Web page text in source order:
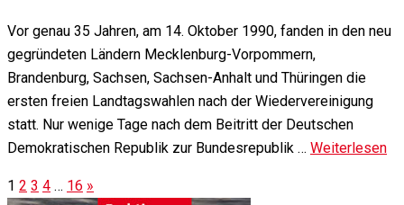
Vor genau 35 Jahren, am 14. Oktober 1990, fanden in den neu
gegründeten Ländern Mecklenburg-Vorpommern,
Brandenburg, Sachsen, Sachsen-Anhalt und Thüringen die
ersten freien Landtagswahlen nach der Wiedervereinigung
statt. Nur wenige Tage nach dem Beitritt der Deutschen
Demokratischen Republik zur Bundesrepublik … Weiterlesen
1 2 3 4 … 16 »